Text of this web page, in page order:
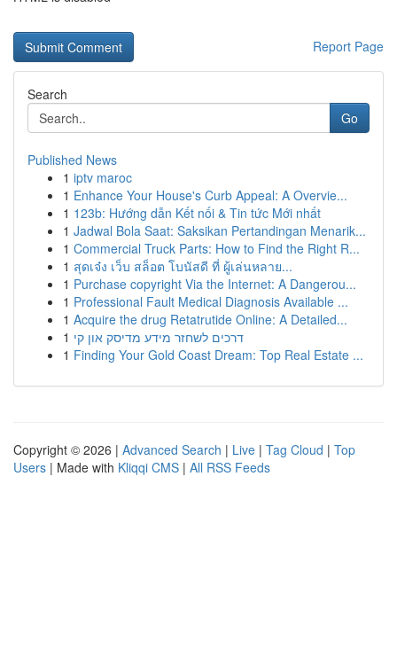
Report Page
Search
Go
Published News
1 iptv maroc
1 Enhance Your House's Curb Appeal: A Overvie...
1 123b: Hướng dẫn Kết nối & Tin tức Mới nhất
1 Jadwal Bola Saat: Saksikan Pertandingan Menarik...
1 Commercial Truck Parts: How to Find the Right R...
1 สุดเจ๋ง เว็บ สล็อต โบนัสดี ที่ ผู้เล่นหลาย...
1 Purchase copyright Via the Internet: A Dangerou...
1 Professional Fault Medical Diagnosis Available ...
1 Acquire the drug Retatrutide Online: A Detailed...
1 דרכים לשחזר מידע מדיסק און קי
1 Finding Your Gold Coast Dream: Top Real Estate ...
Copyright © 2026 | Advanced Search | Live | Tag Cloud | Top
Users | Made with Kliqqi CMS | All RSS Feeds